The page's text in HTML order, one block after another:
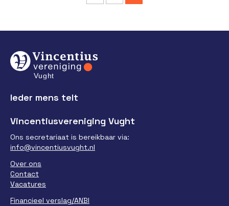
Ieder mens telt
Vincentiusvereniging Vught
Ons secretariaat is bereikbaar via:
info@vincentiusvught.nl
Over ons
Contact
Vacatures
Financieel verslag/ANBI